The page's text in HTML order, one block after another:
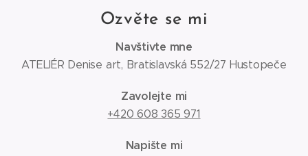
Ozvěte se mi
Navštivte mne
ATELIÉR Denise art, Bratislavská 552/27 Hustopeče
Zavolejte mi
+420 608 365 971
Napište mi